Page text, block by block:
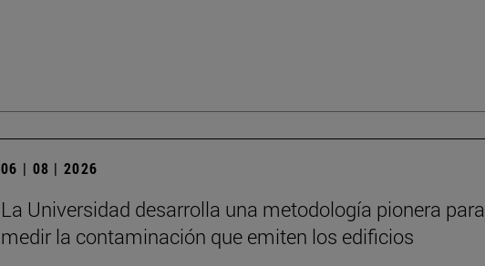
06 | 08 | 2026
La Universidad desarrolla una metodología pionera para
medir la contaminación que emiten los edificios